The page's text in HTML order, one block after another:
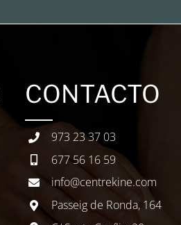
CONTACTO
973 23 37 03
677 56 16 59
info@centrekine.com
Passeig de Ronda, 164